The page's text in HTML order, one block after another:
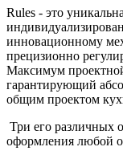
Rules - это
инновационному
прецизионно
Максимум
гарантирующий
общим проектом
Три его различных
оформления любой